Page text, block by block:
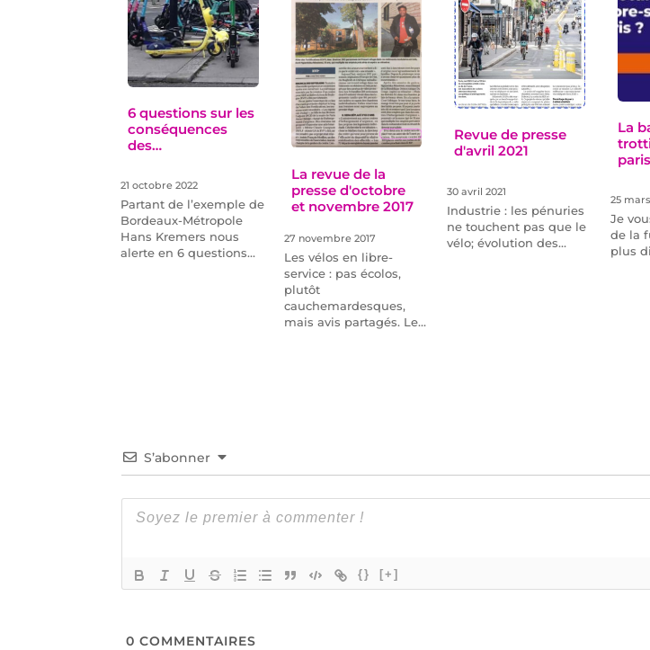
6 questions sur les
conséquences
des…
21 octobre 2022
Partant de l’exemple de
Bordeaux-Métropole
Hans Kremers nous
alerte en 6 questions…
La revue de la
presse d'octobre
et novembre 2017
27 novembre 2017
Les vélos en libre-
service : pas écolos,
plutôt
cauchemardesques,
mais avis partagés. Le…
Revue de presse
d'avril 2021
30 avril 2021
Industrie : les pénuries
ne touchent pas que le
vélo; évolution des…
La
25
Je
de la
plus
S’abonner
{} [+]
0 COMMENTAIRES